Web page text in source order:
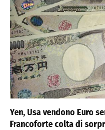
Yen, Usa vendono Euro
Francoforte colta di